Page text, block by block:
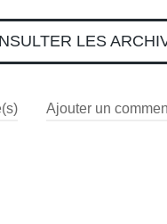
LES
Ajouter un